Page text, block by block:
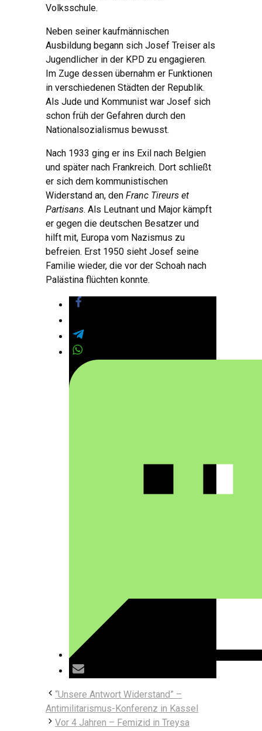
Volksschule.
Neben seiner kaufmännischen
Ausbildung begann sich Josef Treiser als
Jugendlicher in der KPD zu engagieren.
Im Zuge dessen übernahm er Funktionen
in verschiedenen Städten der Republik.
Als Jude und Kommunist war Josef sich
schon früh der Gefahren durch den
Nationalsozialismus bewusst.
Nach 1933 ging er ins Exil nach Belgien
und später nach Frankreich. Dort schließt
er sich dem kommunistischen
Widerstand an, den Franc Tireurs et
Partisans. Als Leutnant und Major kämpft
er gegen die deutschen Besatzer und
hilft mit, Europa vom Nazismus zu
befreien. Erst 1950 sieht Josef seine
Familie wieder, die vor der Schoah nach
Palästina flüchten konnte.
“Unsere Antwort Widerstand” –
Antimilitarismus-Konferenz in Kassel
Vor 4 Jahren – Femizid in Treysa